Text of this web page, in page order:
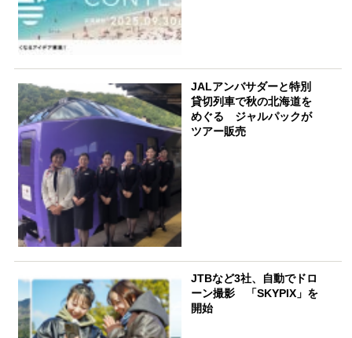
JALアンバサダーと特別
貸切列車で秋の北海道を
めぐる ジャルパックが
ツアー販売
JTBなど3社、自動でドロ
ーン撮影 「SKYPIX」を
開始